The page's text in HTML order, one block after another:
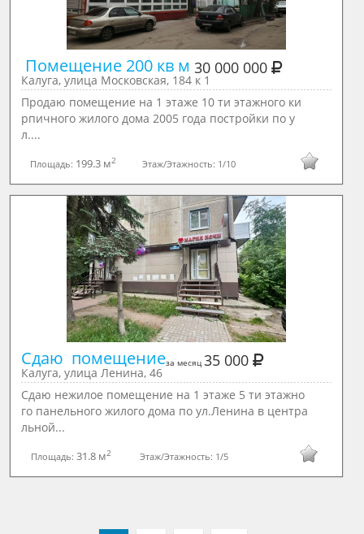
Помещение 200 кв м 30 000 000
Калуга, улица Московская, 184 к 1
Продаю помещение на 1 этаже 10 ти этажного ки
рпичного жилого дома 2005 года постройки по у
л....
Площадь: 199.3 м2 Этаж/Этажность: 1/10
Сдаю  помещениеза месяц 35 000
Калуга, улица Ленина, 46
Сдаю нежилое помещение на 1 этаже 5 ти этажно
го панельного жилого дома по ул.Ленина в центра
льной...
Площадь:31.8 м2 Этаж/Этажность: 1/5